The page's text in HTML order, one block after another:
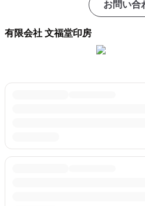
お問い合
有限会社 文福堂印房